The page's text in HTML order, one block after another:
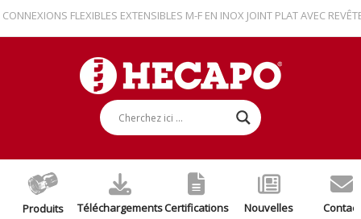
FLEXIBLES EXTENSIBLES M-F EN INOX JOINT PLAT AVEC
Produits TéléchargementsCertifications Nouvelles Contact